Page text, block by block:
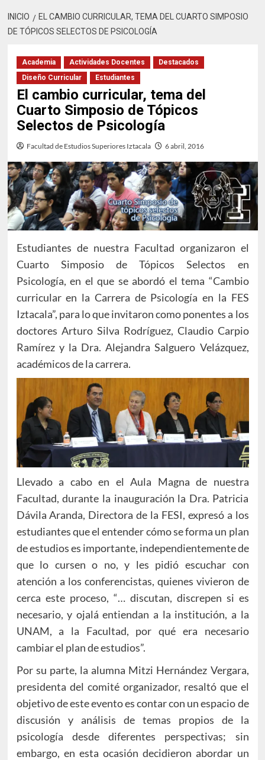
INICIO
EL CAMBIO CURRICULAR, TEMA DEL CUARTO SIMPOSIO
DE TÓPICOS SELECTOS DE PSICOLOGÍA
Academia Actividades Docentes
Destacados
Diseño Curricular
Estudiantes
El cambio curricular, tema del
Cuarto Simposio de Tópicos
Selectos de Psicología
Facultad de Estudios Superiores Iztacala 6 abril, 2016
Estudiantes de nuestra Facultad organizaron el
Cuarto Simposio de Tópicos Selectos en
Psicología, en el que se abordó el tema “Cambio
curricular en la Carrera de Psicología en la FES
Iztacala”, para lo que invitaron como ponentes a los
doctores Arturo Silva Rodríguez, Claudio Carpio
Ramírez y la Dra. Alejandra Salguero Velázquez,
académicos de la carrera.
Llevado a cabo en el Aula Magna de nuestra
Facultad, durante la inauguración la Dra. Patricia
Dávila Aranda, Directora de la FESI, expresó a los
estudiantes que el entender cómo se forma un plan
de estudios es importante, independientemente de
que lo cursen o no, y les pidió escuchar con
atención a los conferencistas, quienes vivieron de
cerca este proceso, “… discutan, discrepen si es
necesario, y ojalá entiendan a la institución, a la
UNAM, a la Facultad, por qué era necesario
cambiar el plan de estudios”.
Por su parte, la alumna Mitzi Hernández Vergara,
presidenta del comité organizador, resaltó que el
objetivo de este evento es contar con un espacio de
discusión y análisis de temas propios de la
psicología desde diferentes perspectivas; sin
embargo, en esta ocasión decidieron abordar un